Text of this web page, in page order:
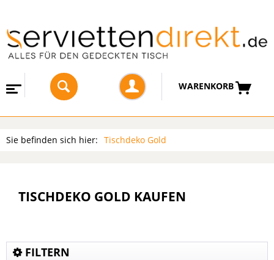
WARENKORB
Sie befinden sich hier: Tischdeko Gold
TISCHDEKO GOLD KAUFEN
FILTERN